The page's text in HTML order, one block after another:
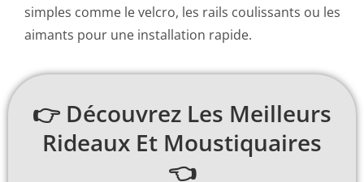
simples comme le velcro, les rails coulissants ou les
aimants pour une installation rapide.
👉 Découvrez Les Meilleurs
Rideaux Et Moustiquaires
👈